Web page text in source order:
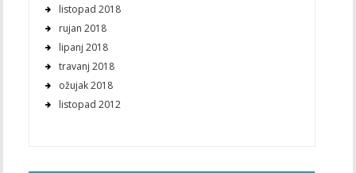
listopad 2018
rujan 2018
lipanj 2018
travanj 2018
ožujak 2018
listopad 2012